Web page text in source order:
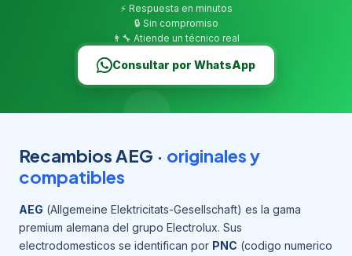
⚡ Respuesta en minutos
🔒 Sin compromiso
👨‍🔧 Atiende un técnico real
Consultar por WhatsApp
Recambios AEG · originales y
compatibles
AEG (Allgemeine Elektricitats-Gesellschaft) es la gama
premium alemana del grupo Electrolux. Sus
electrodomesticos se identifican por PNC (codigo numerico